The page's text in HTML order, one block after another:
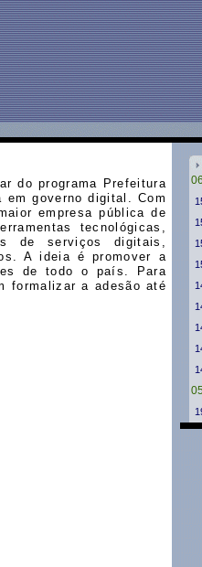
do programa Prefeitura
governo digital. Com
empresa pública de
tecnológicas,
de serviços digitais,
A ideia é promover a
de todo o país. Para
formalizar a adesão até